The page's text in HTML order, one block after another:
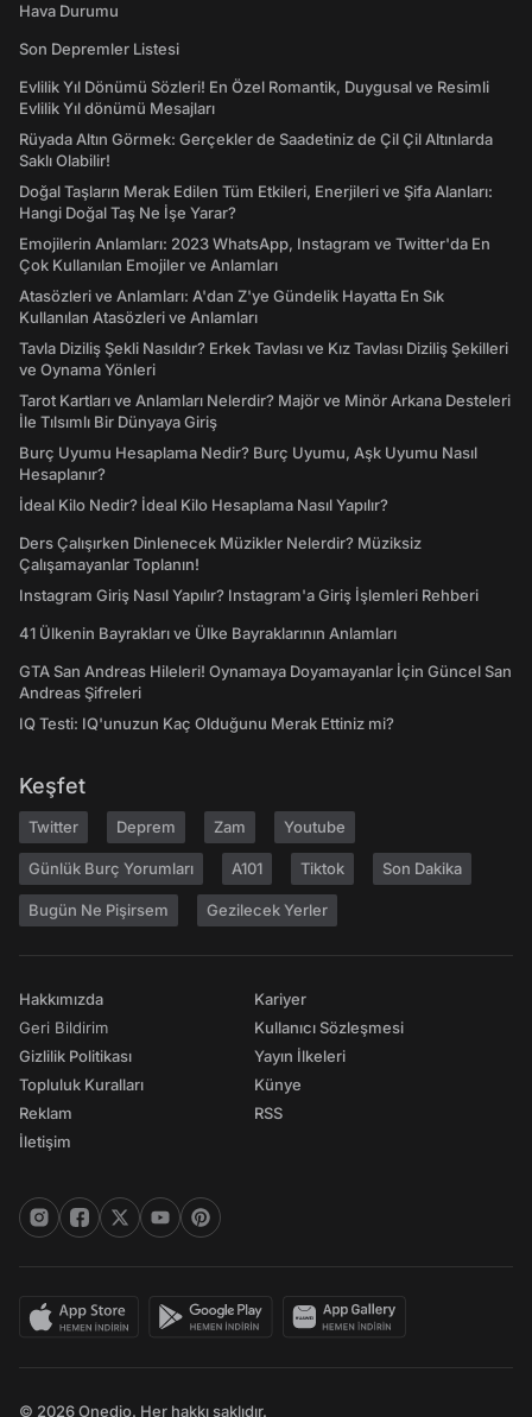
Hava Durumu
Son Depremler Listesi
Evlilik Yıl Dönümü Sözleri! En Özel Romantik, Duygusal ve Resimli
Evlilik Yıl dönümü Mesajları
Rüyada Altın Görmek: Gerçekler de Saadetiniz de Çil Çil Altınlarda
Saklı Olabilir!
Doğal Taşların Merak Edilen Tüm Etkileri, Enerjileri ve Şifa Alanları:
Hangi Doğal Taş Ne İşe Yarar?
Emojilerin Anlamları: 2023 WhatsApp, Instagram ve Twitter'da En
Çok Kullanılan Emojiler ve Anlamları
Atasözleri ve Anlamları: A'dan Z'ye Gündelik Hayatta En Sık
Kullanılan Atasözleri ve Anlamları
Tavla Diziliş Şekli Nasıldır? Erkek Tavlası ve Kız Tavlası Diziliş Şekilleri
ve Oynama Yönleri
Tarot Kartları ve Anlamları Nelerdir? Majör ve Minör Arkana Desteleri
İle Tılsımlı Bir Dünyaya Giriş
Burç Uyumu Hesaplama Nedir? Burç Uyumu, Aşk Uyumu Nasıl
Hesaplanır?
İdeal Kilo Nedir? İdeal Kilo Hesaplama Nasıl Yapılır?
Ders Çalışırken Dinlenecek Müzikler Nelerdir? Müziksiz
Çalışamayanlar Toplanın!
Instagram Giriş Nasıl Yapılır? Instagram'a Giriş İşlemleri Rehberi
41 Ülkenin Bayrakları ve Ülke Bayraklarının Anlamları
GTA San Andreas Hileleri! Oynamaya Doyamayanlar İçin Güncel San
Andreas Şifreleri
IQ Testi: IQ'unuzun Kaç Olduğunu Merak Ettiniz mi?
Keşfet
Twitter Deprem Zam Youtube
Günlük Burç Yorumları A101 Tiktok Son Dakika
Bugün Ne Pişirsem Gezilecek Yerler
Hakkımızda
Geri Bildirim
Gizlilik Politikası
Topluluk Kuralları
Reklam
İletişim
Kariyer
Kullanıcı Sözleşmesi
Yayın İlkeleri
Künye
RSS
© 2026 Onedio. Her hakkı saklıdır.